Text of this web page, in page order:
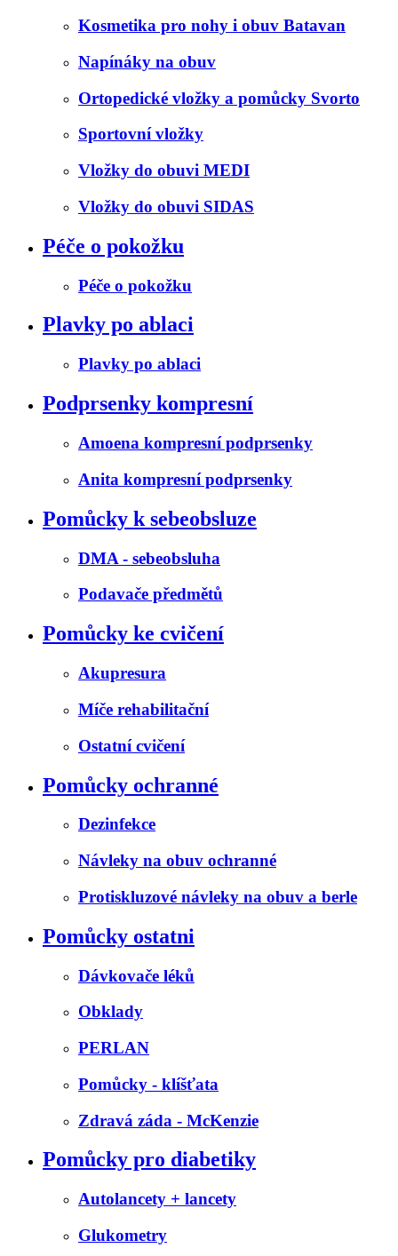
Kosmetika pro nohy i obuv Batavan
Napínáky na obuv
Ortopedické vložky a pomůcky Svorto
Sportovní vložky
Vložky do obuvi MEDI
Vložky do obuvi SIDAS
Péče o pokožku
Péče o pokožku
Plavky po ablaci
Plavky po ablaci
Podprsenky kompresní
Amoena kompresní podprsenky
Anita kompresní podprsenky
Pomůcky k sebeobsluze
DMA - sebeobsluha
Podavače předmětů
Pomůcky ke cvičení
Akupresura
Míče rehabilitační
Ostatní cvičení
Pomůcky ochranné
Dezinfekce
Návleky na obuv ochranné
Protiskluzové návleky na obuv a berle
Pomůcky ostatni
Dávkovače léků
Obklady
PERLAN
Pomůcky - klíšťata
Zdravá záda - McKenzie
Pomůcky pro diabetiky
Autolancety + lancety
Glukometry